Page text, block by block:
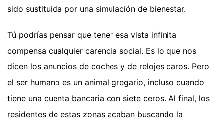
sido sustituida por una simulación de bienestar.
Tú podrías pensar que tener esa vista infinita
compensa cualquier carencia social. Es lo que nos
dicen los anuncios de coches y de relojes caros. Pero
el ser humano es un animal gregario, incluso cuando
tiene una cuenta bancaria con siete ceros. Al final, los
residentes de estas zonas acaban buscando la